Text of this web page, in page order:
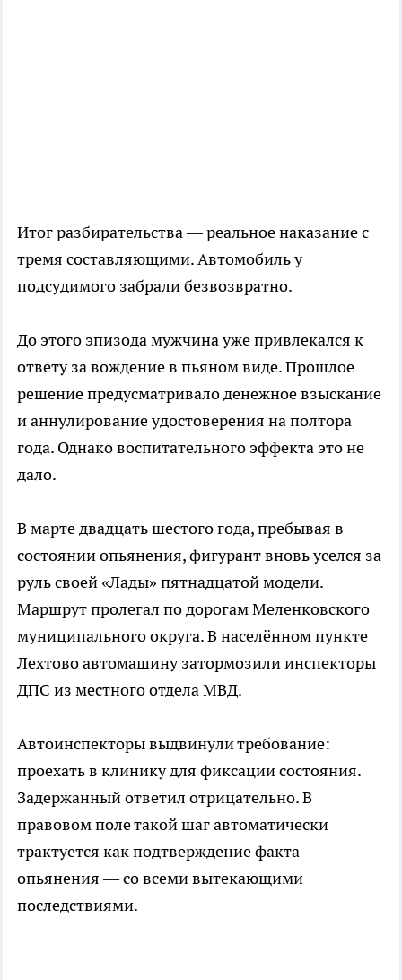
Итог разбирательства — реальное наказание с
тремя составляющими. Автомобиль у
подсудимого забрали безвозвратно.
До этого эпизода мужчина уже привлекался к
ответу за вождение в пьяном виде. Прошлое
решение предусматривало денежное взыскание
и аннулирование удостоверения на полтора
года. Однако воспитательного эффекта это не
дало.
В марте двадцать шестого года, пребывая в
состоянии опьянения, фигурант вновь уселся за
руль своей «Лады» пятнадцатой модели.
Маршрут пролегал по дорогам Меленковского
муниципального округа. В населённом пункте
Лехтово автомашину затормозили инспекторы
ДПС из местного отдела МВД.
Автоинспекторы выдвинули требование:
проехать в клинику для фиксации состояния.
Задержанный ответил отрицательно. В
правовом поле такой шаг автоматически
трактуется как подтверждение факта
опьянения — со всеми вытекающими
последствиями.